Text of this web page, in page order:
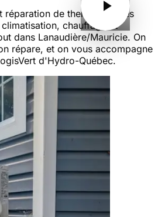
réparation de thermopompes
chauffage et
dans Lanaudière/Mauricie. On
répare, et on vous accompagne
d'Hydro-Québec.